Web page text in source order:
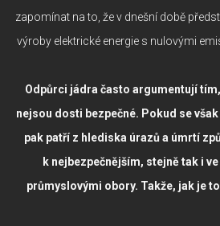
zapomínat na to, že v dnešní době
výroby elektrické energie s nulovými
Odpůrci jádra často argumentují
nejsou dosti bezpečné. Pokud se
pak patří z hlediska úrazů a úmrtí
k nejbezpečnějším, stejně tak i
průmyslovými obory. Takže, jak je